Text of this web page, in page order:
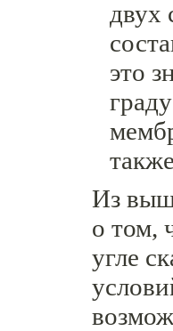
двух
это
Из
о том,
угле